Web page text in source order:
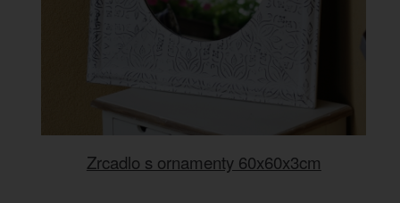
Zrcadlo s ornamenty 60x60x3cm